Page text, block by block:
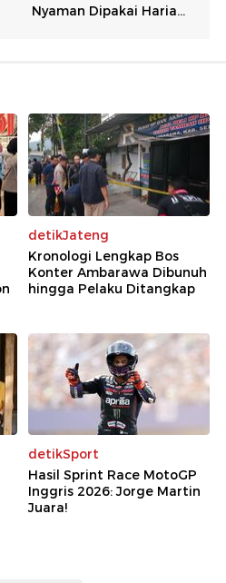
detikJateng
Kronologi Lengkap Bos
Konter Ambarawa Dibunuh
hingga Pelaku Ditangkap
detikSport
Hasil Sprint Race MotoGP
Inggris 2026: Jorge Martin
Juara!